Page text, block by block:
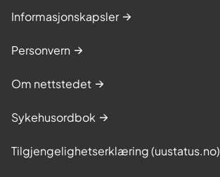
Informasjonskapsler
Personvern
Om nettstedet
Sykehusordbok
Tilgjengelighetserklæring (uustatus.no)